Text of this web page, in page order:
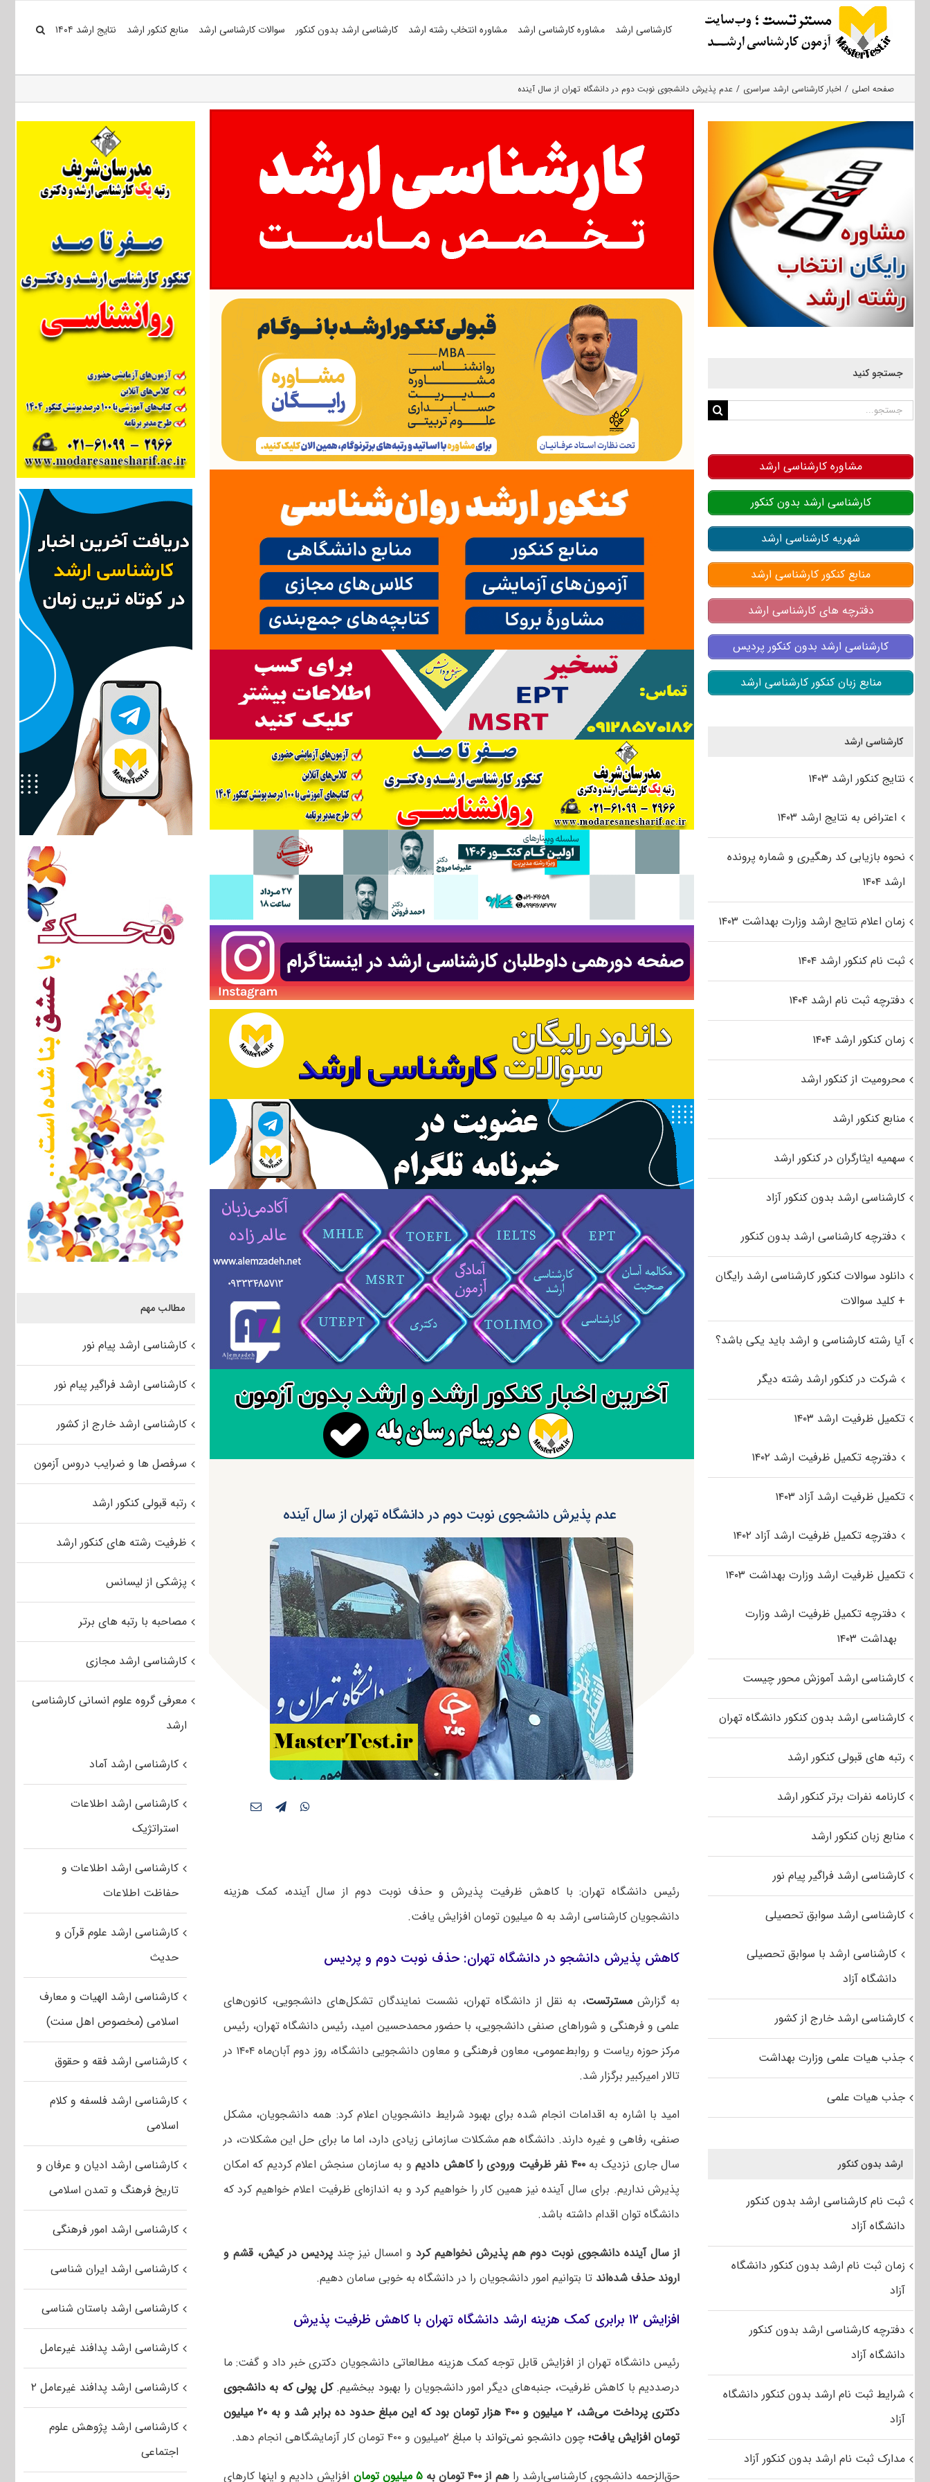
کارشناسی ارشد مشاوره کارشناسی ارشد مشاوره انتخاب رشته ارشد کارشناسی ارشد بدون کنکور سوالات کارشناسی ارشد منابع کنکور ارشد نتایج ارشد ۱۴۰۴
صفحه اصلی اخبار کارشناسی ارشد سراسری عدم پذیرش دانشجوی نوبت دوم در دانشگاه تهران از سال آینده
عدم پذیرش دانشجوی نوبت دوم در دانشگاه تهران از سال آینده
رئیس دانشگاه تهران: با کاهش ظرفیت پذیرش و حذف نوبت دوم از سال آینده، کمک هزینه
دانشجویان کارشناسی ارشد به ۵ میلیون تومان افزایش یافت.
کاهش پذیرش دانشجو در دانشگاه تهران: حذف نوبت دوم و پردیس‌
به گزارشمسترتست، به نقل از دانشگاه تهران، نشست نمایندگان تشکل‌های دانشجویی، کانون‌های
علمی و فرهنگی و شوراهای صنفی دانشجویی، با حضور محمدحسین امید، رئیس دانشگاه تهران، رئیس
مرکز حوزه ریاست و روابط‌عمومی، معاون فرهنگی و معاون دانشجویی دانشگاه، روز دوم آبان‌ماه ۱۴۰۴ در
تالار امیرکبیر برگزار شد.
امید با اشاره به اقدامات انجام شده برای بهبود شرایط دانشجویان اعلام کرد: همه دانشجویان، مشکل
صنفی، رفاهی و غیره دارند. دانشگاه هم مشکلات سازمانی زیادی دارد، اما ما برای حل این مشکلات، در
سال جاری نزدیک به۴۰۰ نفر ظرفیت ورودی را کاهش دادیم
و به سازمان سنجش اعلام کردیم که امکان
پذیرش نداریم. برای سال آینده نیز همین کار را خواهیم کرد و به اندازه‌ای ظرفیت اعلام خواهیم کرد که
دانشگاه توان اقدام داشته باشد.
از سال آینده دانشجوی نوبت دوم هم پذیرش نخواهیم کردو امسال نیز چندپردیس در کیش، قشم و
اروند حذف شده‌اند تا بتوانیم امور دانشجویان را در دانشگاه به خوبی سامان دهیم.
افزایش ۱۲ برابری کمک هزینه ارشد دانشگاه تهران با کاهش ظرفیت پذیرش
رئیس دانشگاه تهران از افزایش قابل توجه کمک هزینه مطالعاتی دانشجویان دکتری خبر داد و گفت: ما
درصددیم با کاهش ظرفیت، جنبه‌های دیگر امور دانشجویان را بهبود ببخشیم.کل پولی که به دانشجوی
دکتری پرداخت می‌شد، ۲ میلیون و ۴۰۰ هزار تومان بود که این مبلغ حدود ده برابر شد و به ۲۰ میلیون
تومان افزایش یافت؛چون دانشجو نمی‌تواند با مبلغ ۲میلیون و ۴۰۰ تومان کار آزمایشگاهی انجام دهد.
حق‌الزحمه دانشجوی کارشناسی‌ارشد راهم از ۴۰۰ تومان به ۵ میلیون تومان افزایش دادیم و اینها کارهای
مطالب مهم
کارشناسی ارشد پیام نور
کارشناسی ارشد فراگیر پیام نور
کارشناسی ارشد خارج از کشور
سرفصل ها و ضرایب دروس آزمون
رتبه قبولی کنکور ارشد
ظرفیت رشته های کنکور ارشد
پزشکی از لیسانس
مصاحبه با رتبه های برتر
کارشناسی ارشد مجازی
معرفی گروه علوم انسانی کارشناسی
ارشد
کارشناسی ارشد آماد
کارشناسی ارشد اطلاعات
استراتژیک
کارشناسی ارشد اطلاعات و
حفاظت اطلاعات
کارشناسی ارشد علوم قرآن و
حدیث
کارشناسی ارشد الهیات و معارف
اسلامی (مخصوص اهل سنت)
کارشناسی ارشد فقه و حقوق
کارشناسی ارشد فلسفه و کلام
اسلامی
کارشناسی ارشد ادیان و عرفان و
تاریخ فرهنگ و تمدن اسلامی
کارشناسی ارشد امور فرهنگی
کارشناسی ارشد ایران شناسی
کارشناسی ارشد باستان شناسی
کارشناسی ارشد پدافند غیرعامل
کارشناسی ارشد پدافند غیرعامل ۲
کارشناسی ارشد پژوهش علوم
اجتماعی
جستجو کنید
جستجو
مشاوره کارشناسی ارشد
کارشناسی ارشد بدون کنکور
شهریه کارشناسی ارشد
منابع کنکور کارشناسی ارشد
دفترچه های کارشناسی ارشد
کارشناسی ارشد بدون کنکور پردیس
منابع زبان کنکور کارشناسی ارشد
کارشناسی ارشد
نتایج کنکور ارشد ۱۴۰۳
اعتراض به نتایج ارشد ۱۴۰۳
نحوه بازیابی کد رهگیری و شماره پرونده
ارشد ۱۴۰۴
زمان اعلام نتایج ارشد وزارت بهداشت ۱۴۰۳
ثبت نام کنکور ارشد ۱۴۰۴
دفترچه ثبت نام ارشد ۱۴۰۴
زمان کنکور ارشد ۱۴۰۴
محرومیت از کنکور ارشد
منابع کنکور ارشد
سهمیه ایثارگران در کنکور ارشد
کارشناسی ارشد بدون کنکور آزاد
دفترچه کارشناسی ارشد بدون کنکور
دانلود سوالات کنکور کارشناسی ارشد رایگان
+ کلید سوالات
آیا رشته کارشناسی و ارشد باید یکی باشد؟
شرکت در کنکور ارشد رشته دیگر
تکمیل ظرفیت ارشد ۱۴۰۳
دفترچه تکمیل ظرفیت ارشد ۱۴۰۲
تکمیل ظرفیت ارشد آزاد ۱۴۰۳
دفترچه تکمیل ظرفیت ارشد آزاد ۱۴۰۲
تکمیل ظرفیت ارشد وزارت بهداشت ۱۴۰۳
دفترچه تکمیل ظرفیت ارشد وزارت
بهداشت ۱۴۰۳
کارشناسی ارشد آموزش محور چیست
کارشناسی ارشد بدون کنکور دانشگاه تهران
رتبه های قبولی کنکور ارشد
کارنامه نفرات برتر کنکور ارشد
منابع زبان کنکور ارشد
کارشناسی ارشد فراگیر پیام نور
کارشناسی ارشد سوابق تحصیلی
کارشناسی ارشد با سوابق تحصیلی
دانشگاه آزاد
کارشناسی ارشد خارج از کشور
جذب هیات علمی وزارت بهداشت
جذب هیات علمی
ارشد بدون کنکور
ثبت نام کارشناسی ارشد بدون کنکور
دانشگاه آزاد
زمان ثبت نام ارشد بدون کنکور دانشگاه
آزاد
دفترچه کارشناسی ارشد بدون کنکور
دانشگاه آزاد
شرایط ثبت نام ارشد بدون کنکور دانشگاه
آزاد
مدارک ثبت نام ارشد بدون کنکور آزاد